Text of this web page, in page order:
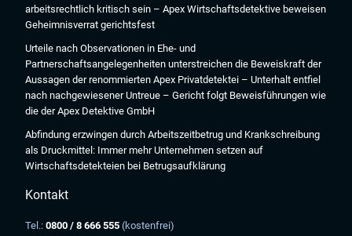
arbeitsrechtlich kritisch sein – Apex Wirtschaftsdetektive beweisen
Geheimnisverrat gerichtsfest
Urteile nach Observationen in Ehe- und
Partnerschaftsangelegenheiten unterstreichen die Beweiskraft der
Aussagen der renommierten Apex Privatdetektei – Unterhalt entfiel
nach nachgewiesener Untreue – Gericht folgt Beweisführungen wie
die der Apex Detektive GmbH
Abfindung erzwingen durch Arbeitszeitbetrug und Krankschreibung
als Druckmittel: Immer mehr Unternehmen setzen auf
Wirtschaftsdetekteien bei Betrugsaufklärung
Kontakt
Tel.:0800 / 8 666 555 (kostenfrei)